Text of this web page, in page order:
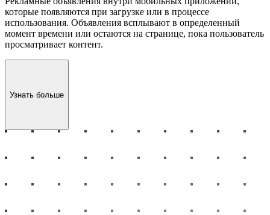
которые появляются при загрузке или в процессе
использования. Объявления всплывают в определенный
момент времени или остаются на странице, пока пользователь
просматривает контент.
Узнать больше